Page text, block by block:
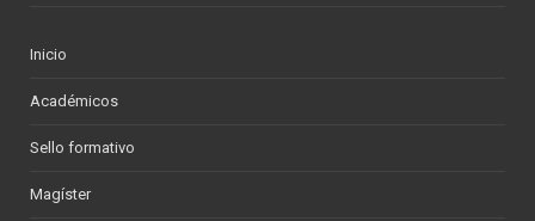
Inicio
Académicos
Sello formativo
Magíster